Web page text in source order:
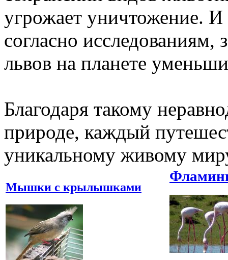
угрожает уничтожение. И
согласно исследованиям,
львов на планете
Благодаря такому
природе, каждый
уникальному живому
Мышки с крылышками